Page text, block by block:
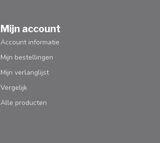
Mijn account
Account informatie
Mijn bestellingen
Mijn verlanglijst
Vergelijk
Alle producten